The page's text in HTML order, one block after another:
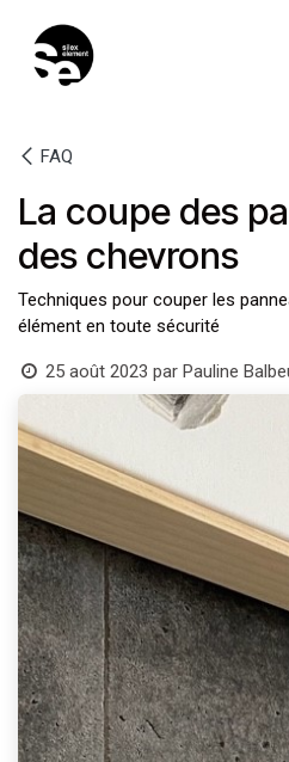
FAQ
La coupe des
des chevrons
Techniques pour couper les
élément en toute sécurité
25 août 2023 parPauline